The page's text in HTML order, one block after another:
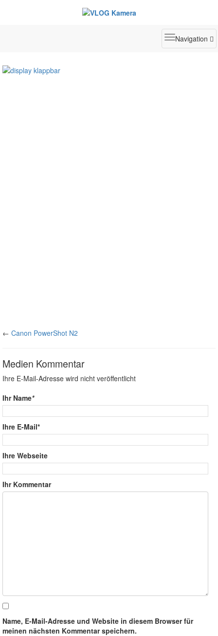
Toggle
Navigation
← Canon PowerShot N2
Medien Kommentar
Ihre E-Mail-Adresse wird nicht veröffentlicht
Ihr Name*
Ihre E-Mail*
Ihre Webseite
Ihr Kommentar
Name, E-Mail-Adresse und Website in diesem Browser für
meinen nächsten Kommentar speichern.